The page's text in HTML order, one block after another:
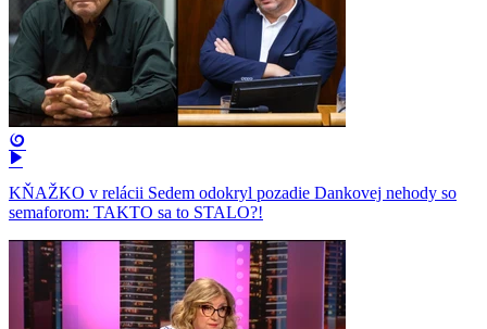
KŇAŽKO v relácii Sedem odokryl pozadie Dankovej nehody so
semaforom: TAKTO sa to STALO?!